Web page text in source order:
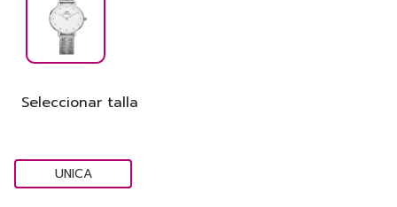
Seleccionar talla
UNICA